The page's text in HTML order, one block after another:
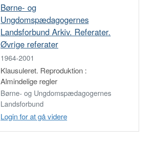
Børne- og
Ungdomspædagogernes
Landsforbund Arkiv. Referater.
Øvrige referater
1964-2001
Klausuleret. Reproduktion :
Almindelige regler
Børne- og Ungdomspædagogernes
Landsforbund
Login for at gå videre